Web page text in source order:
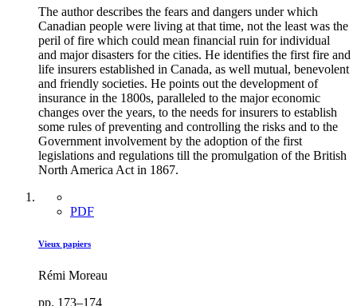
The author describes the fears and dangers under which
Canadian people were living at that time, not the least was the
peril of fire which could mean financial ruin for individual
and major disasters for the cities. He identifies the first fire and
life insurers established in Canada, as well mutual, benevolent
and friendly societies. He points out the development of
insurance in the 1800s, paralleled to the major economic
changes over the years, to the needs for insurers to establish
some rules of preventing and controlling the risks and to the
Government involvement by the adoption of the first
legislations and regulations till the promulgation of the British
North America Act in 1867.
PDF
Vieux papiers
Rémi Moreau
pp. 173–174